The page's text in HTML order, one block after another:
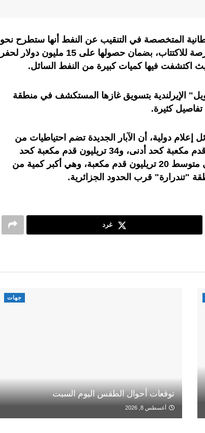
المتخصصة في التنقيب عن النفط أنها ستطرح نحو
30 مليون سهم من أسهمها في البورصة للاكتتاب، بضمان حصولها على 15 مليون دولار لحفر
بتسويق غازها المستكشف في منطقة
كثيرة.
دولية، أن الآبار الجديدة تضم احتياطيات من
النفط والغاز تقدر بنحو 7 تريليونات قدم مكعبة كحد أدنى، و34 تريليون قدم مكعبة كحد
أقصى، ومع وجود احتياط معتدل في متوسط 20 تريليون قدم مكعبة، وهي أكبر كمية من
"تندرارة" قرب الحدود الجزائرية.
غرد
جهات
توقعات أحوال الطقس اليوم السبت
أغسطس 8, 2026